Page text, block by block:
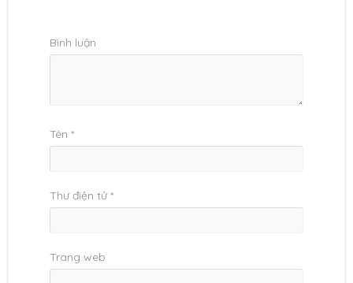
Bình luận
Tên *
Thư điện tử*
Trang web